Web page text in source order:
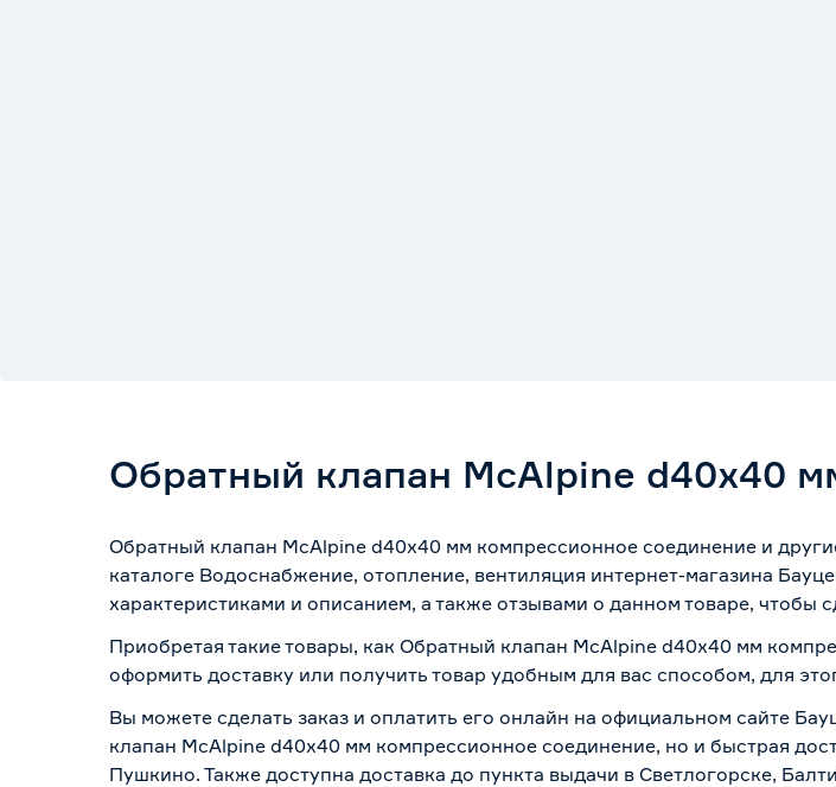
Обратный клапан McAlpine d40х40
Обратный клапан McAlpine d40х40 мм компрессионное соединение и
каталоге Водоснабжение, отопление, вентиляция интернет-магазина
характеристиками и описанием, а также отзывами о данном товаре, чтобы
Приобретая такие товары, как Обратный клапан McAlpine d40х40 мм
оформить доставку или получить товар удобным для вас способом, для
Вы можете сделать заказ и оплатить его онлайн на официальном сайте
клапан McAlpine d40х40 мм компрессионное соединение, но и быстрая
Пушкино. Также доступна доставка до пункта выдачи в Светлогорске,